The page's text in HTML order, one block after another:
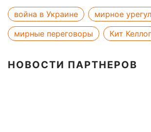
война в Украине
мирное
мирные переговоры
Кит Келлог
НОВОСТИ ПАРТНЕРОВ